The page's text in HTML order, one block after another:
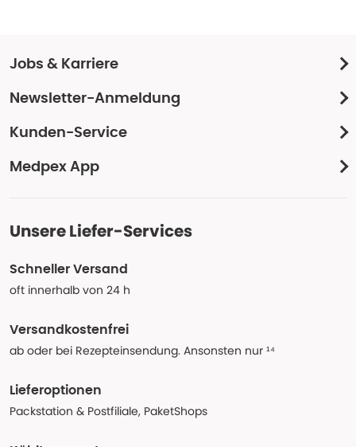
Jobs & Karriere
Newsletter-Anmeldung
Kunden-Service
Medpex App
Unsere Liefer-Services
Schneller Versand
oft innerhalb von 24 h
Versandkostenfrei
ab oder bei Rezepteinsendung. Ansonsten nur ¹⁴
Lieferoptionen
Packstation & Postfiliale, PaketShops